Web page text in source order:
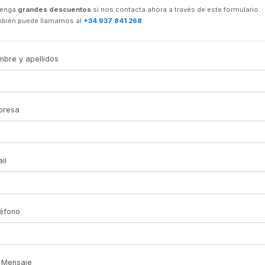
grandes descuentos si nos contacta ahora a través de este formulario.
puede llamarnos al +34 937 841 268
y apellidos
Mensaje